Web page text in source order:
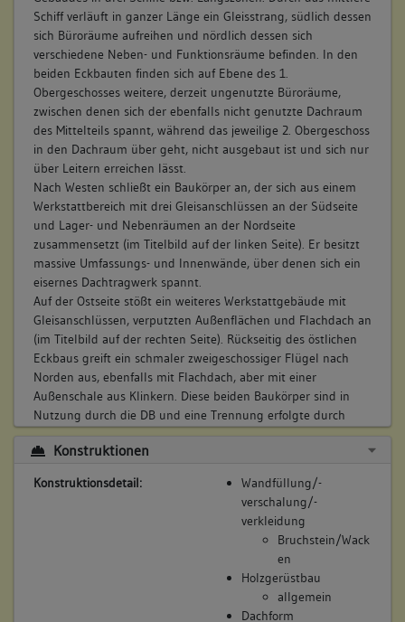
Schiff verläuft in ganzer Länge ein Gleisstrang, südlich dessen
sich Büroräume aufreihen und nördlich dessen sich
verschiedene Neben- und Funktionsräume befinden. In den
beiden Eckbauten finden sich auf Ebene des 1.
Obergeschosses weitere, derzeit ungenutzte Büroräume,
zwischen denen sich der ebenfalls nicht genutzte Dachraum
des Mittelteils spannt, während das jeweilige 2. Obergeschoss
in den Dachraum über geht, nicht ausgebaut ist und sich nur
über Leitern erreichen lässt.
Nach Westen schließt ein Baukörper an, der sich aus einem
Werkstattbereich mit drei Gleisanschlüssen an der Südseite
und Lager- und Nebenräumen an der Nordseite
zusammensetzt (im Titelbild auf der linken Seite). Er besitzt
massive Umfassungs- und Innenwände, über denen sich ein
eisernes Dachtragwerk spannt.
Auf der Ostseite stößt ein weiteres Werkstattgebäude mit
Gleisanschlüssen, verputzten Außenflächen und Flachdach an
(im Titelbild auf der rechten Seite). Rückseitig des östlichen
Eckbaus greift ein schmaler zweigeschossiger Flügel nach
Norden aus, ebenfalls mit Flachdach, aber mit einer
Außenschale aus Klinkern. Diese beiden Baukörper sind in
Nutzung durch die DB und eine Trennung erfolgte durch
Vermauerung aller früheren Verbindungen. Sie sind in der
Baualterskartierung nur angedeutet.
Vorgefundener Zustand (z.B. Schäden, Vorzustand):
Konstruktionen
Konstruktionsdetail:
Wandfüllung/-
verschalung/-
verkleidung
Bruchstein/Wack
en
Holzgerüstbau
allgemein
Dachform